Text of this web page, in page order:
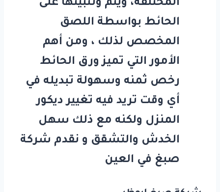
المختلفة، ويتم وتثبيتها على
الحائط بواسطة اللصق
المخصص لذلك ، ومن أهم
الأمور التي تميز ورق الحائط
رخص ثمنه وسهولة تبديله في
أي وقت تريد فيه تغيير ديكور
المنزل ولكنه مع ذلك سهل
الخدش والتشقق و نقدم شركة
صبغ في العين